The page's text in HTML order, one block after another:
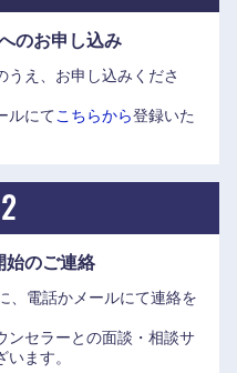
のお申し込み
うえ、お申し込みくださ
ルにてこちらから登録いた
始のご連絡
、電話かメールにて連絡を
セラーとの面談・相談サ
ます。